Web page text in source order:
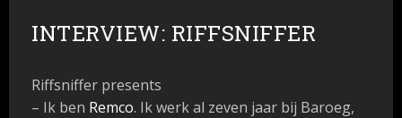
INTERVIEW: RIFFSNIFFER
Riffsniffer presents
– Ik ben Remco. Ik werk al zeven jaar bij Baroeg,